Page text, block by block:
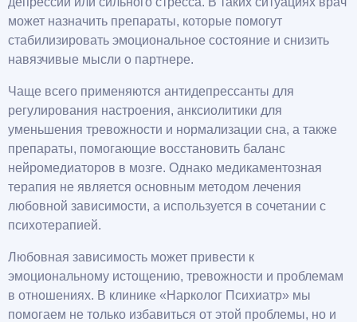
может назначить препараты, которые помогут
стабилизировать эмоциональное состояние и снизить
навязчивые мысли о партнере.
Чаще всего применяются антидепрессанты для
регулирования настроения, анксиолитики для
уменьшения тревожности и нормализации сна, а также
препараты, помогающие восстановить баланс
нейромедиаторов в мозге. Однако медикаментозная
терапия не является основным методом лечения
любовной зависимости, а используется в сочетании с
психотерапией.
Любовная зависимость может привести к
эмоциональному истощению, тревожности и проблемам
в отношениях. В клинике «Нарколог Психиатр» мы
помогаем не только избавиться от этой проблемы, но и